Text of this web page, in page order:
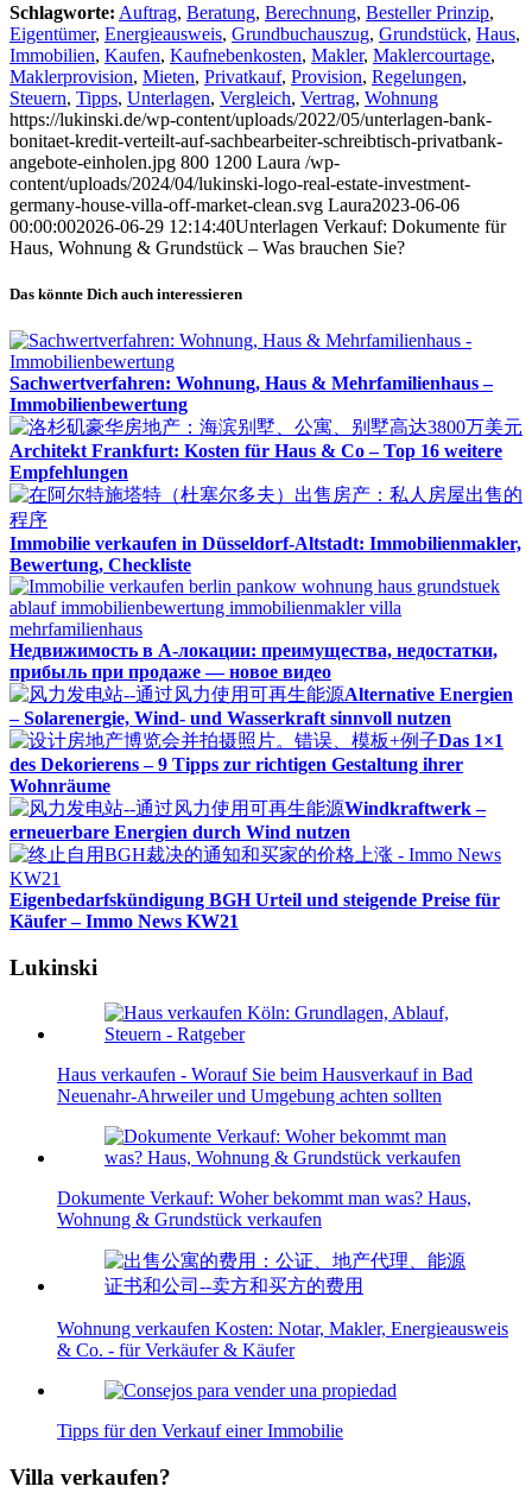
Schlagworte: Auftrag, Beratung, Berechnung, Besteller Prinzip,
Eigentümer, Energieausweis, Grundbuchauszug, Grundstück, Haus,
Immobilien, Kaufen, Kaufnebenkosten, Makler, Maklercourtage,
Maklerprovision, Mieten, Privatkauf, Provision, Regelungen,
Steuern, Tipps, Unterlagen, Vergleich, Vertrag, Wohnung
https://lukinski.de/wp-content/uploads/2022/05/unterlagen-bank-
bonitaet-kredit-verteilt-auf-sachbearbeiter-schreibtisch-privatbank-
angebote-einholen.jpg 800 1200 Laura /wp-
content/uploads/2024/04/lukinski-logo-real-estate-investment-
germany-house-villa-off-market-clean.svg Laura2023-06-06
00:00:002026-06-29 12:14:40Unterlagen Verkauf: Dokumente für
Haus, Wohnung & Grundstück – Was brauchen Sie?
Das könnte Dich auch interessieren
Sachwertverfahren: Wohnung, Haus & Mehrfamilienhaus –
Immobilienbewertung
Architekt Frankfurt: Kosten für Haus & Co – Top 16 weitere
Empfehlungen
Immobilie verkaufen in Düsseldorf-Altstadt: Immobilienmakler,
Bewertung, Checkliste
Недвижимость в A-локации: преимущества, недостатки,
прибыль при продаже — новое видео
Alternative Energien
– Solarenergie, Wind- und Wasserkraft sinnvoll nutzen
Das 1×1
des Dekorierens – 9 Tipps zur richtigen Gestaltung ihrer
Wohnräume
Windkraftwerk –
erneuerbare Energien durch Wind nutzen
Eigenbedarfskündigung BGH Urteil und steigende Preise für
Käufer – Immo News KW21
Lukinski
Haus verkaufen - Worauf Sie beim Hausverkauf in Bad
Neuenahr-Ahrweiler und Umgebung achten sollten
Dokumente Verkauf: Woher bekommt man was? Haus,
Wohnung & Grundstück verkaufen
Wohnung verkaufen Kosten: Notar, Makler, Energieausweis
& Co. - für Verkäufer & Käufer
Tipps für den Verkauf einer Immobilie
Villa verkaufen?